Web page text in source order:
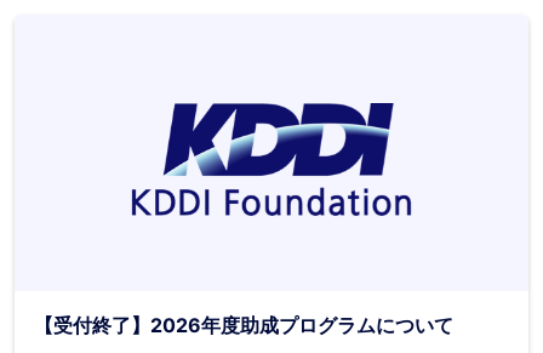
【受付終了】2026年度助成プログラムについて